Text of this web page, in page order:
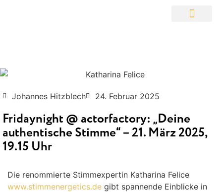
Johannes Hitzblech 24. Februar 2025
Fridaynight @ actorfactory: „Deine
authentische Stimme“ – 21. März 2025,
19.15 Uhr
Die renommierte Stimmexpertin Katharina Felice
www.stimmenergetics.de gibt spannende Einblicke in